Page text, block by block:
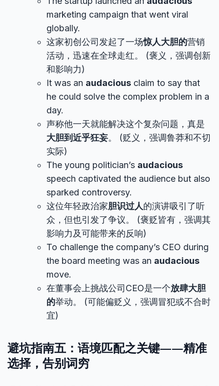
marketing campaign that went viral
globally.
这家初创公司发起了一场惊人大胆的营销
活动，迅速在全球走红。 (褒义，强调创新
和影响力)
It was an audacious claim to say that
he could solve the complex problem in a
day.
声称他一天就能解决这个复杂问题，真是
大胆到近乎狂妄。 (贬义，强调鲁莽和不切
实际)
The young politician’s audacious
speech captivated the audience but also
sparked controversy.
这位年轻政治家胆识过人的演讲吸引了听
众，但也引发了争议。 (褒贬皆有，强调其
影响力及可能带来的反响)
To challenge the company’s CEO during
the board meeting was an audacious
move.
在董事会上挑战公司CEO是一个放肆大胆
的举动。 (可能偏贬义，强调冒犯或不合时
宜)
避坑指南五：语境匹配之关键——精准
选择，告别词穷